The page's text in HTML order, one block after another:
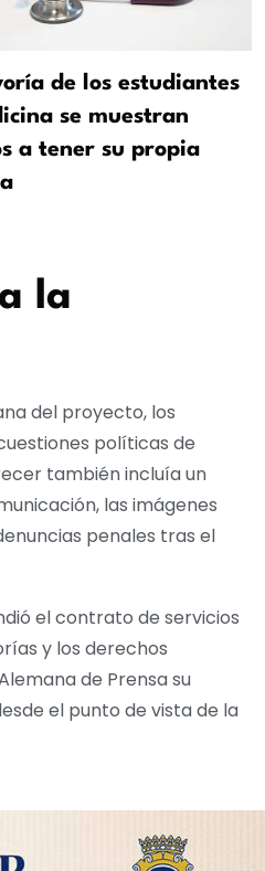
de los estudiantes
se muestran
a tener su propia
la
del proyecto, los
políticas de
también incluía un
las imágenes
penales tras el
el contrato de servicios
y los derechos
de Prensa su
el punto de vista de la